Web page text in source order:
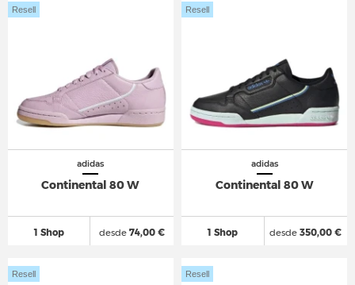
adidas
Continental 80 W
1 Shop
Resell
desde74,00 €
adidas
Continental 80 W
1 Shop
Resell
desde 350,00 €
Resell Resell